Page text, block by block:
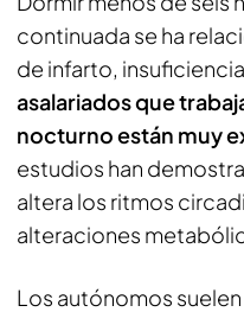
continuada se ha
de infarto,
asalariados que
nocturno están muy
estudios han
altera los ritmos
alteraciones
Los autónomos